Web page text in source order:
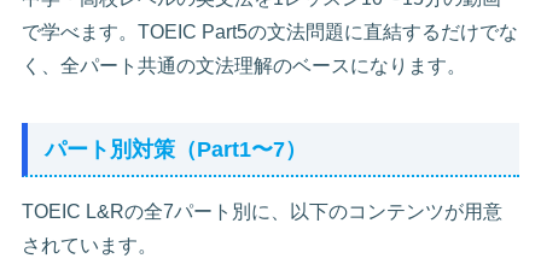
で学べます。TOEIC Part5の文法問題に直結するだけでな
く、全パート共通の文法理解のベースになります。
パート別対策（Part1〜7）
TOEIC L&Rの全7パート別に、以下のコンテンツが用意
されています。